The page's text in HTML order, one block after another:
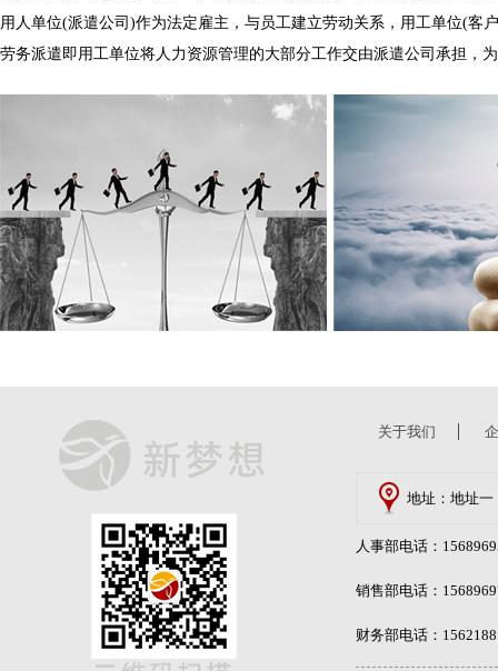
用人单位(派遣公司)作为法定雇主，与员工建立劳动关系，用工单位(客
劳务派遣即用工单位将人力资源管理的大部分工作交由派遣公司承担，
关于我们
地址：地址一
人事部电话：
销售部电话：
财务部电话：